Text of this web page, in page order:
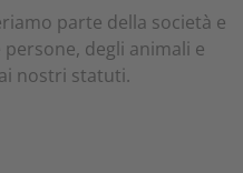
parte della società e
degli animali e
nostri statuti.